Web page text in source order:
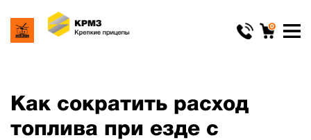
0
Как сократить расход
топлива при езде с